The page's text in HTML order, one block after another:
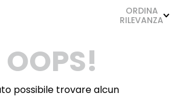
ORDINA
RILEVANZA
OOPS!
possibile trovare alcun